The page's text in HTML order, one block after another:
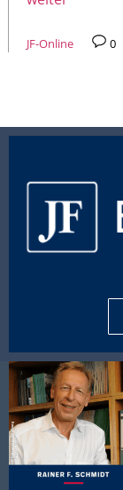
JF-Online 0